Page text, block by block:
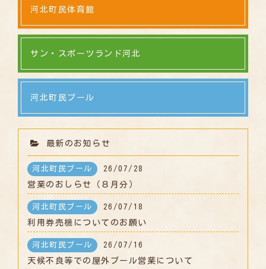
河北町民体育館
サン・スポーツランド河北
河北町民プール
最新のお知らせ
河北町民プール 26/07/28
営業のおしらせ（８月分）
河北町民プール 26/07/18
利用券売機についてのお願い
河北町民プール 26/07/16
天候不良等での屋外プール営業について